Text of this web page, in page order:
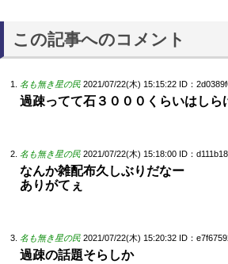
この記事へのコメント
名も無き星の民 2021/07/22(木) 15:15:22 ID：
過疎ってて石３０００くらいはしら
名も無き星の民 2021/07/22(木) 15:18:00 ID：
なんか雑配布久しぶりだなー
ありがてぇ
名も無き星の民 2021/07/22(木) 15:20:32 ID：
過疎の話題そらしか